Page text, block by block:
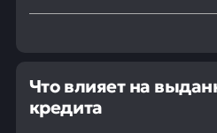
Что влияет на
кредита